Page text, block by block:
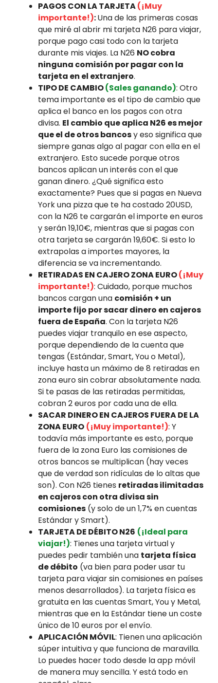
PAGOS CON LA TARJETA(¡Muy
importante!):Una de las primeras cosas
que miré al abrir mi tarjeta N26 para viajar,
porque pago casi todo con la tarjeta
durante mis viajes. La N26 NO cobra
ninguna comisión por pagar con la
tarjeta en el extranjero.
TIPO DE CAMBIO(Sales ganando): Otro
tema importante es el tipo de cambio que
aplica el banco en los pagos con otra
divisa. El cambio que aplica N26 es mejor
que el de otros bancosy eso significa que
siempre ganas algo al pagar con ella en el
extranjero. Esto sucede porque otros
bancos aplican un interés con el que
ganan dinero. ¿Qué significa esto
exactamente? Pues que si pagas en Nueva
York una pizza que te ha costado 20USD,
con la N26 te cargarán el importe en euros
y serán 19,10€, mientras que si pagas con
otra tarjeta se cargarán 19,60€. Si esto lo
extrapolas a importes mayores, la
diferencia se va incrementando.
RETIRADAS EN CAJERO ZONA EURO(¡Muy
importante!): Cuidado, porque muchos
bancos cargan una comisión + un
importe fijo por sacar dinero en cajeros
fuera de España. Con la tarjeta N26
puedes viajar tranquilo en ese aspecto,
porque dependiendo de la cuenta que
tengas (Estándar, Smart, You o Metal),
incluye hasta un máximo de 8 retiradas en
zona euro sin cobrar absolutamente nada.
Si te pasas de las retiradas permitidas,
cobran 2 euros por cada una de ella.
SACAR DINERO EN CAJEROS FUERA DE LA
ZONA EURO (¡Muy importante!): Y
todavía más importante es esto, porque
fuera de la zona Euro las comisiones de
otros bancos se multiplican (hay veces
que de verdad son ridículas de lo altas que
son). Con N26 tienes retiradas ilimitadas
en cajeros con otra divisa sin
comisiones (y solo de un 1,7% en cuentas
Estándar y Smart).
TARJETA DE DÉBITO N26 (¡Ideal para
viajar!): Tienes una tarjeta virtual y
puedes pedir también una tarjeta física
de débito (va bien para poder usar tu
tarjeta para viajar sin comisiones en países
menos desarrollados). La tarjeta física es
gratuita en las cuentas Smart, You y Metal,
mientras que en la Estándar tiene un coste
único de 10 euros por el envío.
APLICACIÓN MÓVIL: Tienen una aplicación
súper intuitiva y que funciona de maravilla.
Lo puedes hacer todo desde la app móvil
de manera muy sencilla. Y está todo en